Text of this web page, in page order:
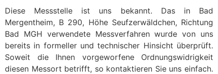
Diese Messstelle ist uns bekannt. Das in Bad
Mergentheim, B 290, Höhe Seufzerwäldchen, Richtung
Bad MGH verwendete Messverfahren wurde von uns
bereits in formeller und technischer Hinsicht überprüft.
Soweit die Ihnen vorgeworfene Ordnungswidrigkeit
diesen Messort betrifft, so kontaktieren Sie uns einfach.